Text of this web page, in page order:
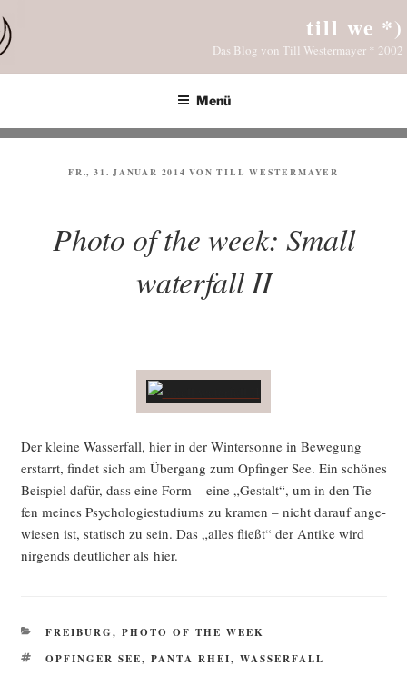
Inhalt
springen
till we *)
Das Blog von Till Westermayer * 2002
Menü
VERÖFFENTLICHT
FR., 31. JANUAR 2014 VONTILL WESTERMAYER
Photo of the week: Small
waterfall II
Der klei­ne Was­ser­fall, hier in der Win­ter­son­ne in Bewe­gung
erstarrt, fin­det sich am Über­gang zum Opfin­ger See. Ein schö­nes
Bei­spiel dafür, dass eine Form – eine „Gestalt“, um in den Tie­
fen mei­nes Psy­cho­lo­gie­stu­di­ums zu kra­men – nicht dar­auf ange­
wie­sen ist, sta­tisch zu sein. Das „alles fließt“ der Anti­ke wird
nir­gends deut­li­cher als hier.
KATEGORIEN
FREIBURG, PHOTO OF THE WEEK
SCHLAGWÖRTER
OPFINGER SEE, PANTA RHEI, WASSERFALL